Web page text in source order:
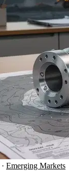
· Emerging Markets